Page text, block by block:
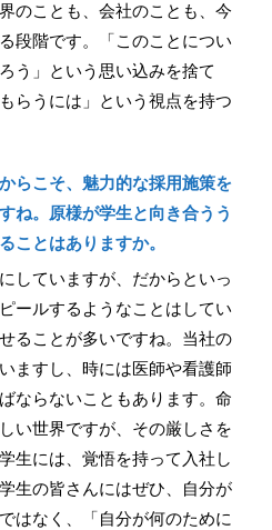
のことも、会社のことも、今
段階です。「このことについ
う」という思い込みを捨て
らうには」という視点を持つ
らこそ、魅力的な採用施策を
ね。原様が学生と向き合うう
ことはありますか。
していますが、だからといっ
ールするようなことはしてい
ることが多いですね。当社の
ますし、時には医師や看護師
ならないこともあります。命
い世界ですが、その厳しさを
生には、覚悟を持って入社し
生の皆さんにはぜひ、自分が
はなく、「自分が何のために